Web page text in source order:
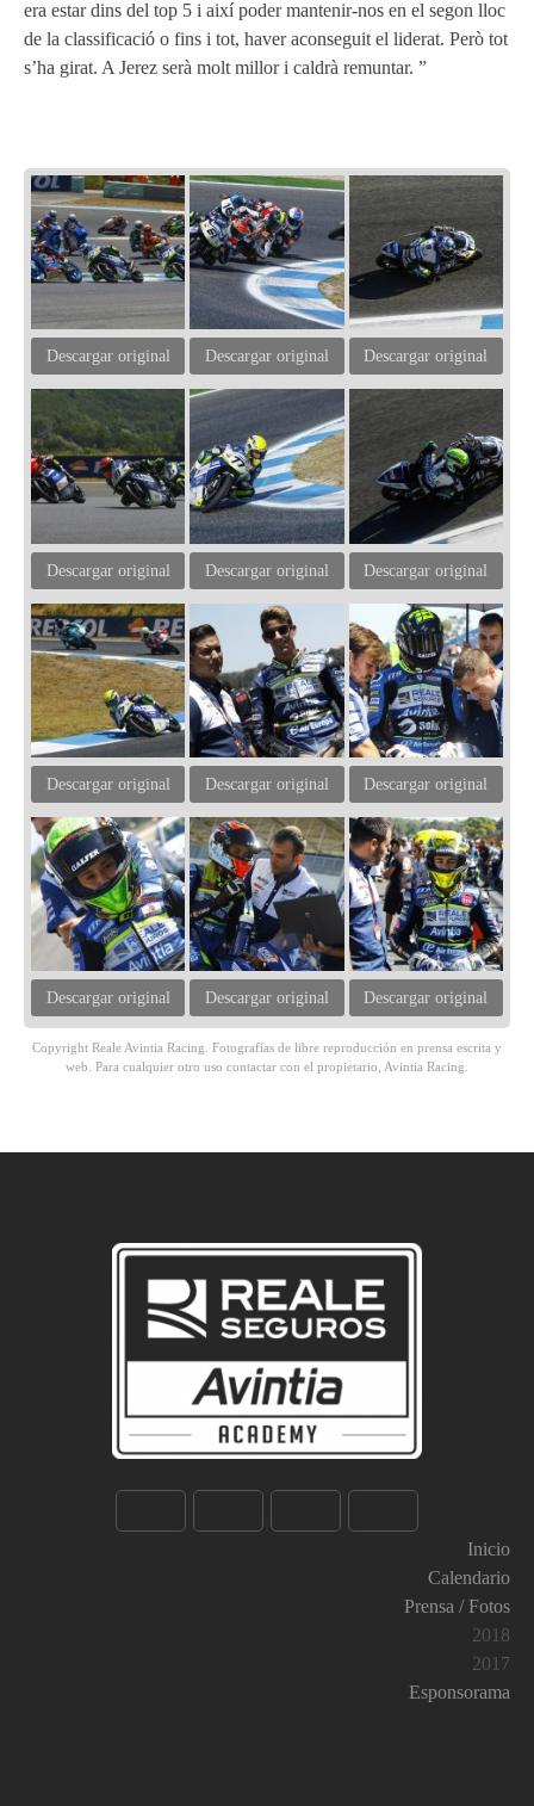
era estar dins del top 5 i així poder mantenir-nos en el segon lloc
de la classificació o fins i tot, haver aconseguit el liderat. Però tot
s’ha girat. A Jerez serà molt millor i caldrà remuntar. ”
Descargar original Descargar original Descargar original
Descargar original Descargar original Descargar original
Descargar original Descargar original Descargar original
Descargar original Descargar original Descargar original
Copyright Reale Avintia Racing. Fotografías de libre reproducción en prensa escrita y
web. Para cualquier otro uso contactar con el propietario, Avintia Racing.
Inicio
Calendario
Prensa / Fotos
2018
2017
Esponsorama